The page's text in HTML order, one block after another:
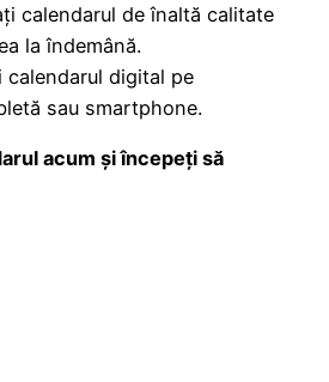
calendarul de înaltă calitate
la îndemână.
calendarul digital pe
sau smartphone.
acum și începeți să